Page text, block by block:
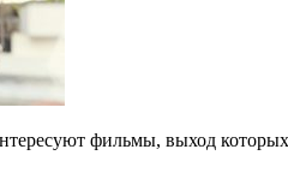
фильмы, выход которых